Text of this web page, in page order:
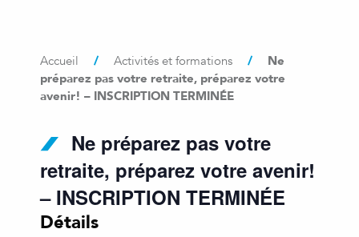
Accueil / Activités et formations /
Ne
préparez pas votre retraite, préparez votre
avenir! – INSCRIPTION TERMINÉE
Ne préparez pas votre
retraite, préparez votre avenir!
– INSCRIPTION TERMINÉE
Détails